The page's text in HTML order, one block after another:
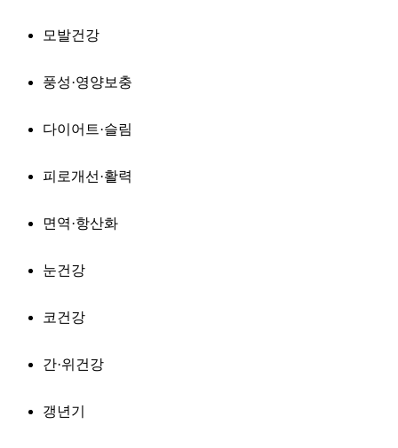
모발건강
풍성·영양보충
다이어트·슬림
피로개선·활력
면역·항산화
눈건강
코건강
간·위건강
갱년기